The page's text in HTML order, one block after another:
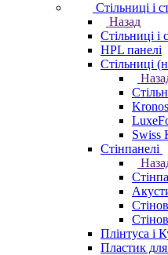
Стільниці і
Назад
Стільниці і
HPL панелі
Стільниці
Swiss
Стінпанелі
Плінтуса і
Пластик